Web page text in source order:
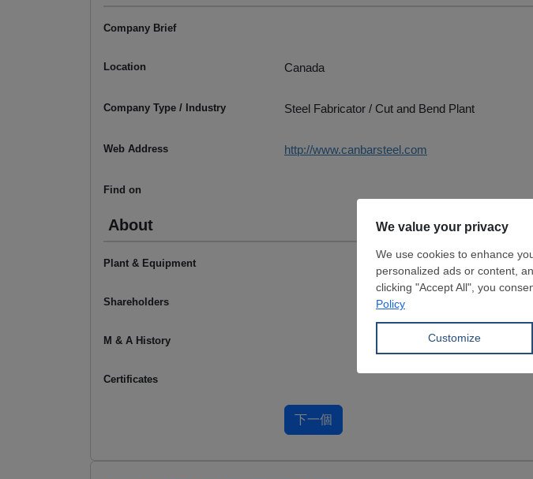
Company Brief
Location Canada
Company Type / Industry Steel Fabricator / Cut and Bend Plant
Web Address http://www.canbarsteel.com
Find on
About
Plant & Equipment
Shareholders
M & A History
Certificates